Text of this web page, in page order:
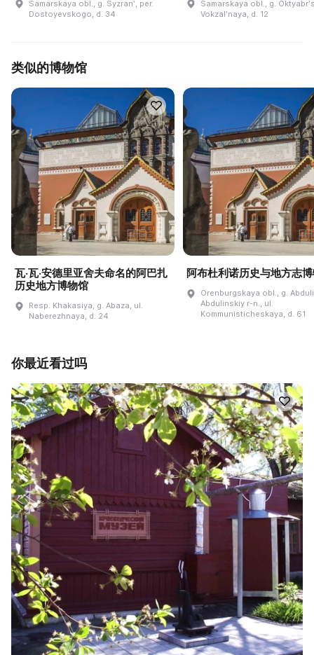
Samarskaya obl., g. Syzranʹ, per.
Dostoyevskogo, d. 34
Samarskaya obl., g.
Vokzalʹnaya, d. 12
类似的博物馆
瓦·瓦·安德里亚舍夫命名的阿巴扎
历史地方博物馆
Resp. Khakasiya, g. Abaza, ul.
Naberezhnaya, d. 24
阿布杜利诺历史与地方志
Orenburgskaya obl., g.
Abdulinskiy r-n., ul.
Kommunisticheskaya, d. 61
你最近看过吗